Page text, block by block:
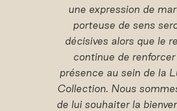
une expression de
porteuse de sens
décisives alors que le
continue de renforcer
présence au sein de la
Collection. Nous
de lui souhaiter la